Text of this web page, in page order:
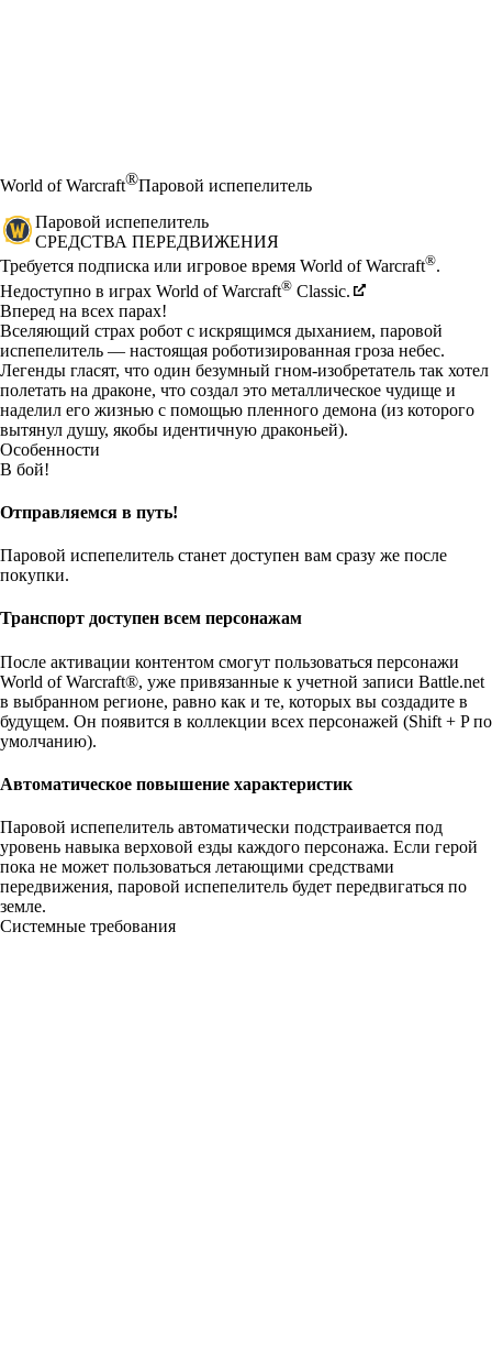
World of Warcraft®Паровой испепелитель
Паровой испепелитель
СРЕДСТВА ПЕРЕДВИЖЕНИЯ
Цена
Available actions
Требуется подписка или игровое время World of Warcraft®.
Недоступно в играх World of Warcraft® Classic.
Вперед на всех парах!
Вселяющий страх робот с искрящимся дыханием, паровой
испепелитель — настоящая роботизированная гроза небес.
Легенды гласят, что один безумный гном-изобретатель так хотел
полетать на драконе, что создал это металлическое чудище и
наделил его жизнью с помощью пленного демона (из которого
вытянул душу, якобы идентичную драконьей).
Особенности
В бой!
Отправляемся в путь!
Паровой испепелитель станет доступен вам сразу же после
покупки.
Транспорт доступен всем персонажам
После активации контентом смогут пользоваться персонажи
World of Warcraft®, уже привязанные к учетной записи Battle.net
в выбранном регионе, равно как и те, которых вы создадите в
будущем. Он появится в коллекции всех персонажей (Shift + P по
умолчанию).
Автоматическое повышение характеристик
Паровой испепелитель автоматически подстраивается под
уровень навыка верховой езды каждого персонажа. Если герой
пока не может пользоваться летающими средствами
передвижения, паровой испепелитель будет передвигаться по
земле.
Системные требования